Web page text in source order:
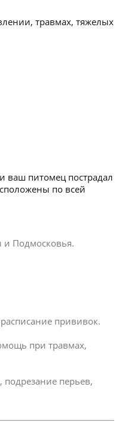
травмах, тяжелых
ваш питомец пострадал
по всей
и Подмосковья.
прививок.
при травмах,
подрезание перьев,